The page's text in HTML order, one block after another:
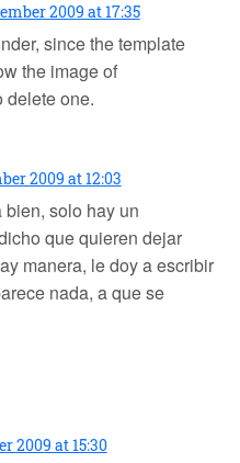
2009 at 17:35
since the template
the image of
delete one.
2009 at 12:03
solo hay un
que quieren dejar
manera, le doy a escribir
nada, a que se
2009 at 15:30